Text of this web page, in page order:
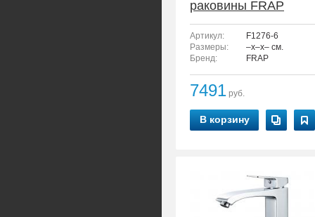
раковины FRAP
F1276-6
Артикул:
F1276-6
Размеры:
–x–x– см.
Бренд:
FRAP
7491 руб.
В корзину